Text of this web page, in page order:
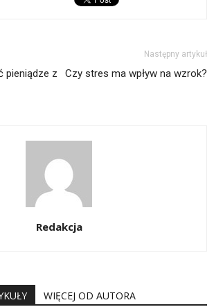
pieniądze z
Następny artykuł
Czy stres ma wpływ na wzrok?
Redakcja
WIĘCEJ OD AUTORA